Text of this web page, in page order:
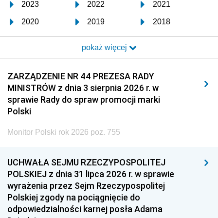
2023 2022 2021
2020 2019 2018
2017 2016 2015
2014 2013 2012
2011 2010 2009
2008 2007 2006
2005
1996 1995 1994
1993 1992 1991
1990 1989
1987 1986 1985
pokaż więcej
ZARZĄDZENIE NR 44 PREZESA RADY
MINISTRÓW z dnia 3 sierpnia 2026 r. w
sprawie Rady do spraw promocji marki
Polski
Monitor Polski rok 2026 poz. 755
UCHWAŁA SEJMU RZECZYPOSPOLITEJ
POLSKIEJ z dnia 31 lipca 2026 r. w sprawie
wyrażenia przez Sejm Rzeczypospolitej
Polskiej zgody na pociągnięcie do
odpowiedzialności karnej posła Adama